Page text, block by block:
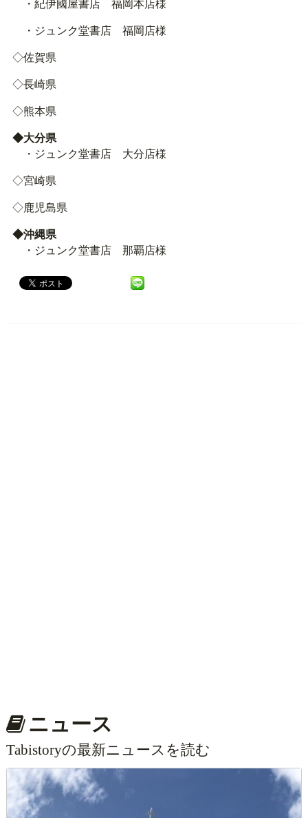
・紀伊國屋書店 福岡本店様
・ジュンク堂書店 福岡店様
◇佐賀県
◇長崎県
◇熊本県
◆大分県
・ジュンク堂書店 大分店様
◇宮崎県
◇鹿児島県
◆沖縄県
・ジュンク堂書店 那覇店様
ニュース
Tabistoryの最新ニュースを読む